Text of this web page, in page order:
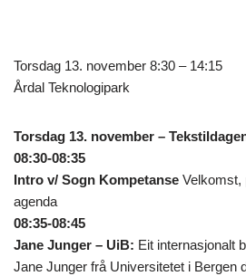
Torsdag 13. november 8:30 – 14:15
Årdal Teknologipark
Torsdag 13. november –
08:30-08:35
Intro v/ Sogn Kompetanse Velkomst,
agenda
08:35-08:45
Jane Junger – UiB: Eit internasjonalt
Jane Junger frå Universitetet i Bergen